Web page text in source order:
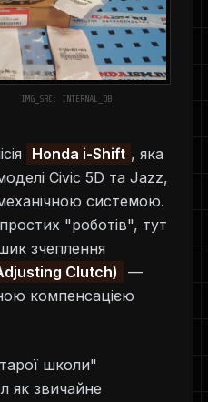
IMG_SRC: INTERNAL_DB
Honda i-Shift , яка
Civic 5D та Jazz,
системою.
"роботів", тут
зчеплення
Clutch)
—
компенсацією
школи"
як звичайне